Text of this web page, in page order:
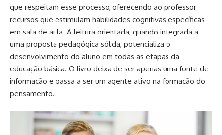
que respeitam esse processo, oferecendo ao professor
recursos que estimulam habilidades cognitivas específicas
em sala de aula. A leitura orientada, quando integrada a
uma proposta pedagógica sólida, potencializa o
desenvolvimento do aluno em todas as etapas da
educação básica. O livro deixa de ser apenas uma fonte de
informação e passa a ser um agente ativo na formação do
pensamento.